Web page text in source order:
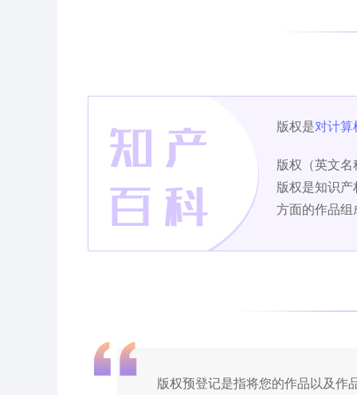
版权是对计算
版权（英文
版权是知识
方面的作品组
版权预登记是指将您的作品以及作